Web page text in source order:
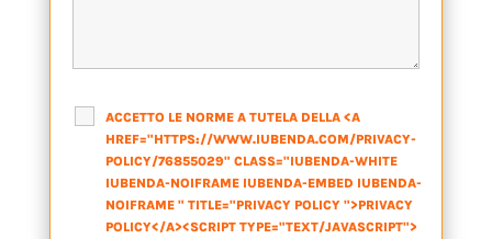
ACCETTO LE NORME A TUTELA DELLA <A
HREF="HTTPS://WWW.IUBENDA.COM/PRIVACY-
POLICY/76855029" CLASS="IUBENDA-WHITE
IUBENDA-NOIFRAME IUBENDA-EMBED IUBENDA-
NOIFRAME " TITLE="PRIVACY POLICY ">PRIVACY
POLICY</A><SCRIPT TYPE="TEXT/JAVASCRIPT">